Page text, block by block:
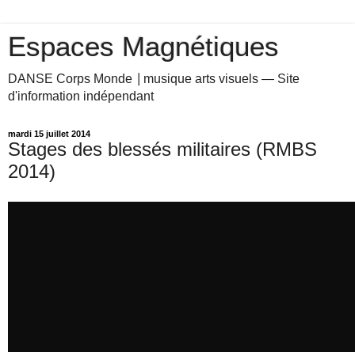
Espaces Magnétiques
DANSE Corps Monde ⎥ musique arts visuels — Site
d'information indépendant
mardi 15 juillet 2014
Stages des blessés militaires (RMBS
2014)